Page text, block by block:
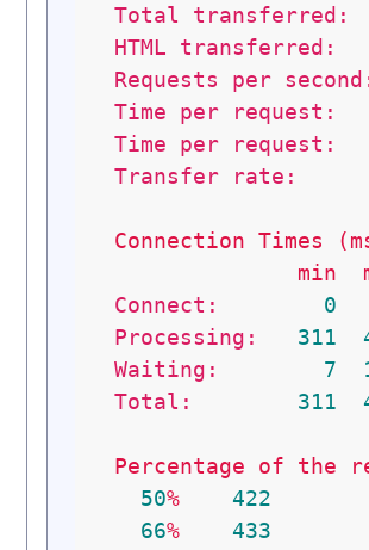
Total transferred:
HTML transferred:
Requests per
Time per request:
Time per request:
Transfer rate:
Connection Times
min
Connect:
0
Processing:
311
Waiting:
7
Total:
311
Percentage of the
50%
422
66%
433